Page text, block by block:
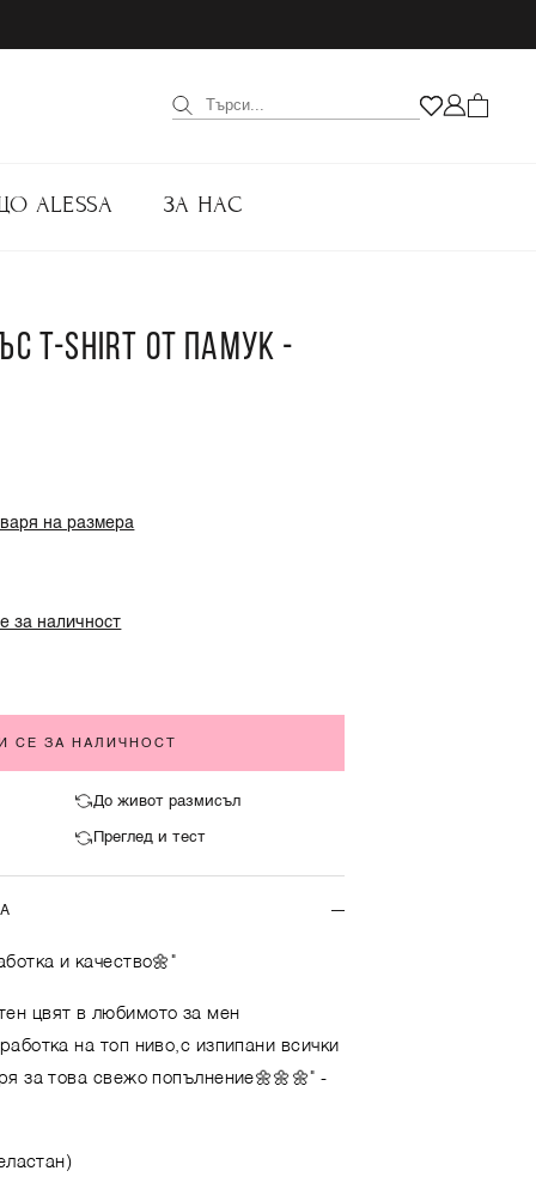
ALESSA ЗА НАС
T-SHIRT ОТ ПАМУК -
на размера
за наличност
СЕ ЗА НАЛИЧНОСТ
До живот размисъл
Преглед и тест
и качество🌼"
цвят в любимото за мен
на топ ниво,с изпипани всички
за това свежо попълнение🌼🌼🌼" -